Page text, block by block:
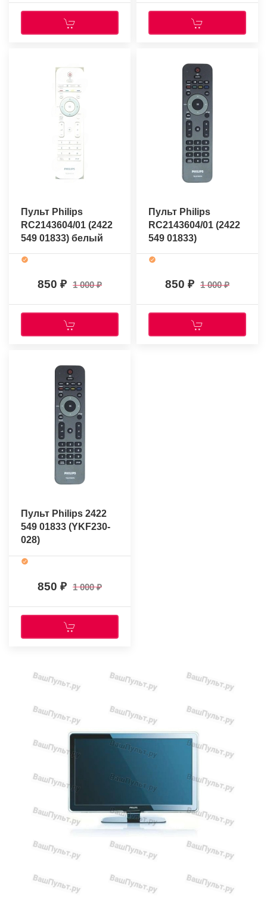
Пульт Philips
RC2143604/01 (2422
549 01833) белый
(оригинальный)
850 1 000
Пульт Philips
RC2143604/01 (2422
549 01833)
(оригинальный)
850 1 000
Пульт Philips 2422
549 01833 (YKF230-
028)
850 1 000